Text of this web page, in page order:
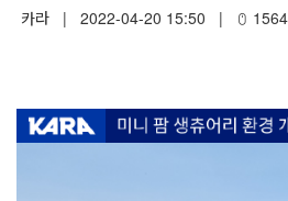
카라 | 2022-04-20 15:50 | 1564